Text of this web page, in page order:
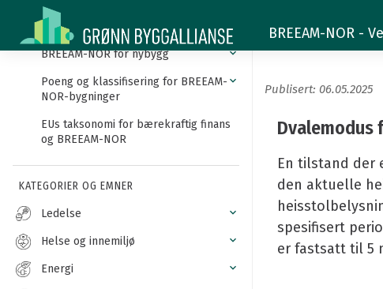
Dvalemodus
for
heiser
BREEAM-NOR -
Innledning
BREEAM-NOR for nybygg
Poeng og klassifisering for BREEAM-
NOR-bygninger
EUs taksonomi for bærekraftig finans
og BREEAM-NOR
KATEGORIER OG EMNER
Ledelse
Helse og innemiljø
Energi
Publisert: 06.05.2025
Dvalemodus
En tilstand der
den aktuelle
spesifisert
er fastsatt til 5